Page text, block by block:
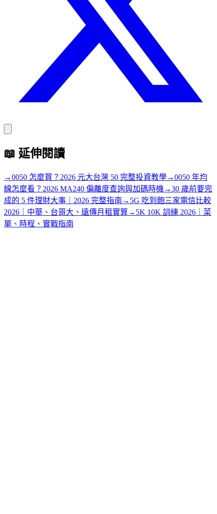
📖 延伸閱讀
→0050 怎麼買？2026 元大台灣 50 完整投資教學→0050 年均
線怎麼看？2026 MA240 偏離度查詢與加碼時機 →30 歲前要完
成的 5 件理財大事｜2026 完整指南 → 5G 吃到飽三家電信比較
2026｜中華、台哥大、遠傳月租實算→ 5K 10K 訓練 2026｜菜
單、時程、實戰指南